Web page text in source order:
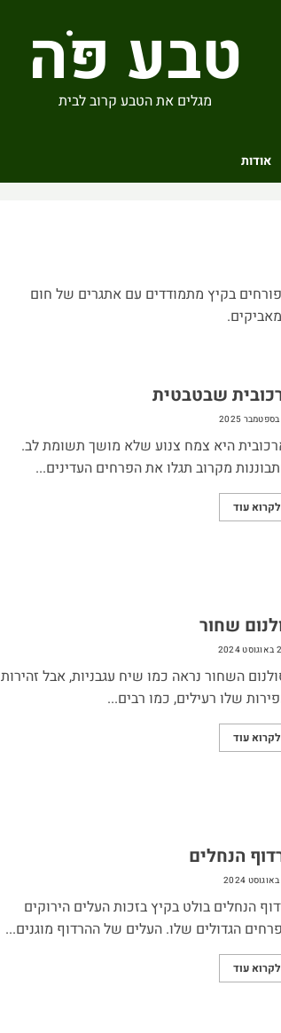
טבע פֹּה
מגלים את הטבע קרוב לבית
אודות
בקיץ מתמודדים עם אתגרים של חום
שבטבטית
היא צמח צנוע שלא מושך תשומת לב.
מקרוב תגלו את הפרחים העדינים...
לקרוא עוד
שחור
2024
השחור נראה כמו שיח עגבניות, אבל זהירות
שלו רעילים, כמו רבים...
לקרוא עוד
הנחלים
הנחלים בולט בקיץ בזכות העלים הירוקים
הגדולים שלו. העלים של ההרדוף מוגנים...
לקרוא עוד